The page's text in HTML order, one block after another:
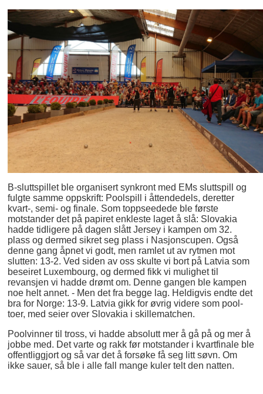
B-sluttspillet ble organisert synkront med EMs sluttspill og
fulgte samme oppskrift: Poolspill i åttendedels, deretter
kvart-, semi- og finale. Som toppseedede ble første
motstander det på papiret enkleste laget å slå: Slovakia
hadde tidligere på dagen slått Jersey i kampen om 32.
plass og dermed sikret seg plass i Nasjonscupen. Også
denne gang åpnet vi godt, men ramlet ut av rytmen mot
slutten: 13-2. Ved siden av oss skulte vi bort på Latvia som
beseiret Luxembourg, og dermed fikk vi mulighet til
revansjen vi hadde drømt om. Denne gangen ble kampen
noe helt annet. - Men det fra begge lag. Heldigvis endte det
bra for Norge: 13-9. Latvia gikk for øvrig videre som pool-
toer, med seier over Slovakia i skillematchen.
Poolvinner til tross, vi hadde absolutt mer å gå på og mer å
jobbe med. Det varte og rakk før motstander i kvartfinale ble
offentliggjort og så var det å forsøke få seg litt søvn. Om
ikke sauer, så ble i alle fall mange kuler telt den natten.